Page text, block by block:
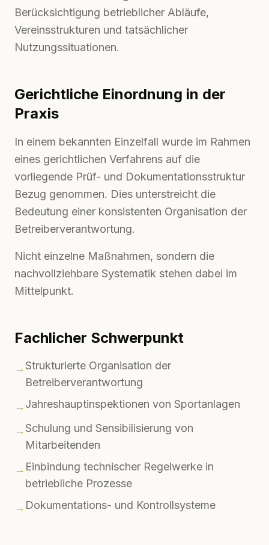
Berücksichtigung betrieblicher Abläufe,
Vereinsstrukturen und tatsächlicher
Nutzungssituationen.
Gerichtliche Einordnung in der
Praxis
In einem bekannten Einzelfall wurde im Rahmen
eines gerichtlichen Verfahrens auf die
vorliegende Prüf- und Dokumentationsstruktur
Bezug genommen. Dies unterstreicht die
Bedeutung einer konsistenten Organisation der
Betreiberverantwortung.
Nicht einzelne Maßnahmen, sondern die
nachvollziehbare Systematik stehen dabei im
Mittelpunkt.
Fachlicher Schwerpunkt
→Strukturierte Organisation der
Betreiberverantwortung
→Jahreshauptinspektionen von Sportanlagen
→Schulung und Sensibilisierung von
Mitarbeitenden
→ Einbindung technischer Regelwerke in
betriebliche Prozesse
→ Dokumentations- und Kontrollsysteme